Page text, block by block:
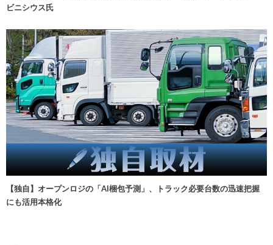
ビニシウス氏
【独自】オープンロジの「AI梱包予測」、トラック必要台数の迅速把握
にも活用本格化